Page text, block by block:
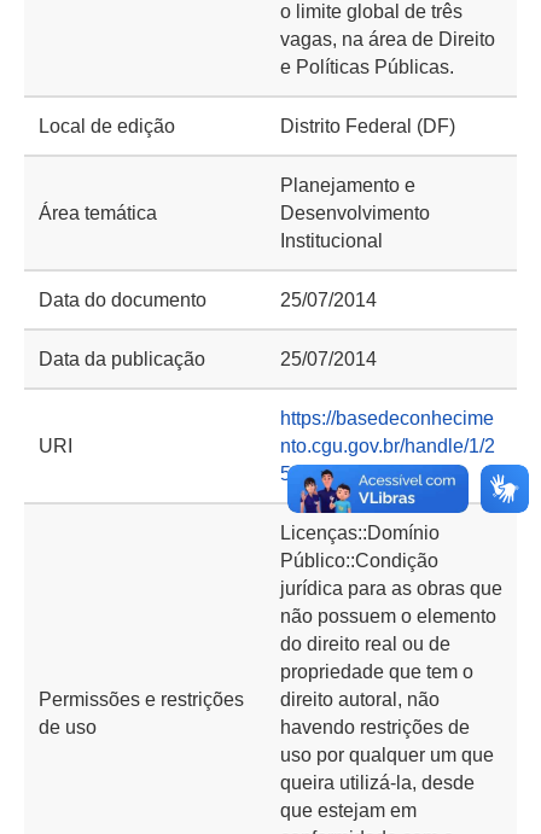
o limite global de três
vagas, na área de Direito
e Políticas Públicas.
Local de edição Distrito Federal (DF)
Área temática
Planejamento e
Desenvolvimento
Institucional
Data do documento 25/07/2014
Data da publicação 25/07/2014
URI
https://basedeconhecime
nto.cgu.gov.br/handle/1/2
534
Permissões e restrições
de uso
Licenças::Domínio
Público::Condição
jurídica para as obras que
não possuem o elemento
do direito real ou de
propriedade que tem o
direito autoral, não
havendo restrições de
uso por qualquer um que
queira utilizá-la, desde
que estejam em